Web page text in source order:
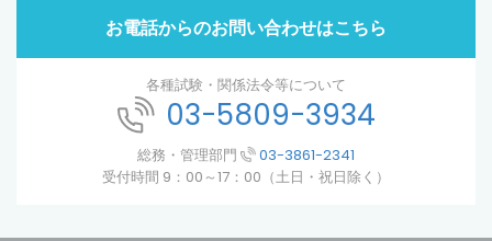
お電話からのお問い合わせはこちら
各種試験・関係法令等について
03-5809-3934
総務・管理部門
03-3861-2341
受付時間 9：00～17：00（土日・祝日除く）